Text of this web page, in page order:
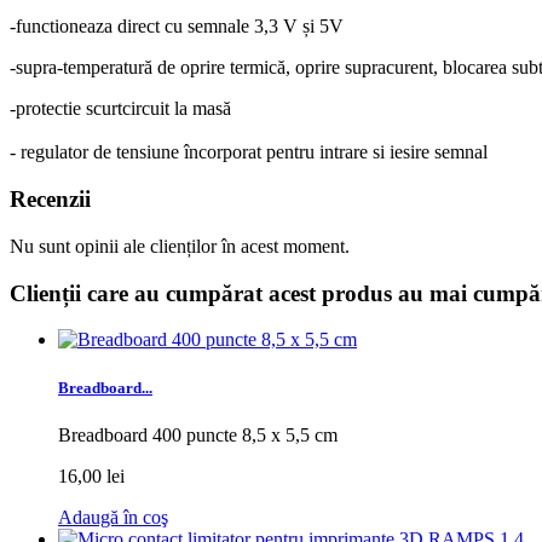
-functioneaza direct cu semnale 3,3 V și 5V
-supra-temperatură de oprire termică, oprire supracurent, blocarea
-protectie scurtcircuit la masă
- regulator de tensiune încorporat pentru intrare si iesire semnal
Recenzii
Nu sunt opinii ale clienților în acest moment.
Clienții care au cumpărat acest produs au mai
Breadboard...
Breadboard 400 puncte 8,5 x 5,5 cm
16,00 lei
Adaugă în coş